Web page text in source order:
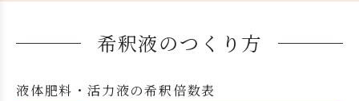
希釈液のつくり方
液体肥料・活力液の希釈倍数表